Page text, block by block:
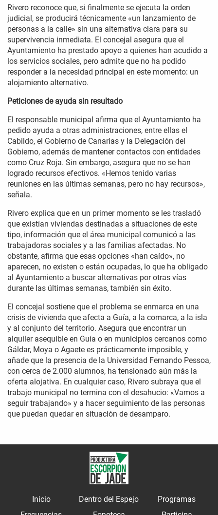
Rivero reconoce que, si finalmente se ejecuta la orden
judicial, se producirá técnicamente «un lanzamiento de
personas a la calle» sin una alternativa clara para su
supervivencia inmediata. El concejal asegura que el
Ayuntamiento ha prestado apoyo a quienes han acudido a
los servicios sociales, pero admite que no ha podido
responder a la necesidad principal en este momento: un
alojamiento alternativo.
Peticiones de ayuda sin resultado
El responsable municipal afirma que el Ayuntamiento ha
pedido ayuda a otras administraciones, entre ellas el
Cabildo, el Gobierno de Canarias y la Delegación del
Gobierno, además de mantener contactos con entidades
como Cruz Roja. Sin embargo, asegura que no se han
logrado recursos efectivos. «Hemos tenido varias
reuniones en las últimas semanas, pero no hay recursos»,
señala.
Rivero explica que en un primer momento se les trasladó
que existían viviendas destinadas a situaciones de este
tipo, información que el área municipal comunicó a las
trabajadoras sociales y a las familias afectadas. No
obstante, afirma que esas opciones «han caído», no
aparecen, no existen o están ocupadas, lo que ha obligado
al Ayuntamiento a buscar alternativas por otras vías
durante las últimas semanas, también sin éxito.
El concejal sostiene que el problema se enmarca en una
crisis de vivienda que afecta a Guía, a la comarca, a la isla
y al conjunto del territorio. Asegura que encontrar un
alquiler asequible en Guía o en municipios cercanos como
Gáldar, Moya o Agaete es prácticamente imposible, y
añade que la presencia de la Universidad Fernando Pessoa,
con cerca de 2.000 alumnos, ha tensionado aún más la
oferta alojativa. En cualquier caso, Rivero subraya que el
trabajo municipal no termina con el desahucio: «Vamos a
seguir trabajando» y a hacer seguimiento de las personas
que puedan quedar en situación de desamparo.
Inicio Dentro del Espejo
Programas